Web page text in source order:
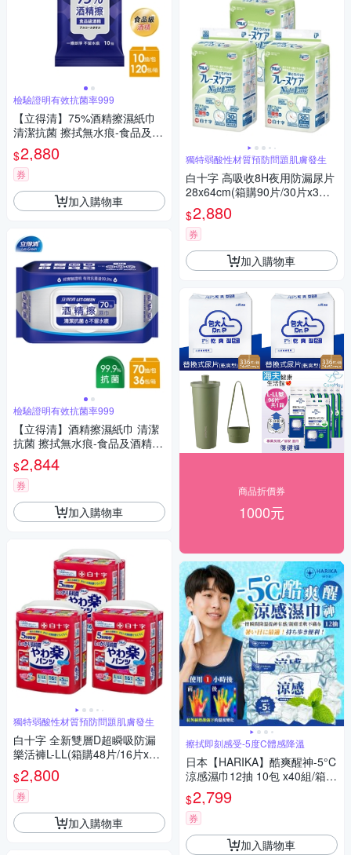
檢驗證明有效抗菌率999
【立得清】75%酒精擦濕紙巾
清潔抗菌 擦拭無水痕-食品及酒
精(10抽x120包)-箱購
$2,880
券
加入購物車
檢驗證明有效抗菌率999
【立得清】酒精擦濕紙巾 清潔
抗菌 擦拭無水痕-食品及酒精(7
0抽x36包)-箱購
$2,844
券
加入購物車
獨特弱酸性材質預防問題肌膚發生
白十字 全新雙層D超瞬吸防漏
樂活褲L-LL(箱購48片/16片x3
包-日本原裝進口)(腰圍80~125
cm)
$2,800
券
加入購物車
獨特弱酸性材質預防問題肌膚發生
白十字 高吸收8H夜用防漏尿片
28x64cm(箱購90片/30片x3包-
日本原裝進口)
$2,880
券
加入購物車
商品折價券
1000元
擦拭即刻感受-5度C體感降溫
日本【HARIKA】酷爽醒神-5°C
涼感濕巾12抽 10包 x40組/箱購
共4800抽
$2,799
券
加入購物車